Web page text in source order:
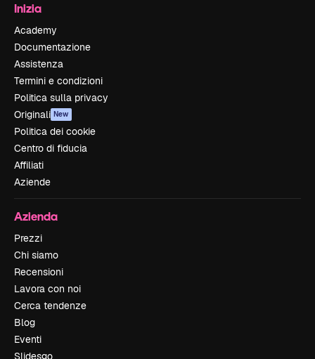
Inizia
Academy
Documentazione
Assistenza
Termini e condizioni
Politica sulla privacy
Originali New
Politica dei cookie
Centro di fiducia
Affiliati
Aziende
Azienda
Prezzi
Chi siamo
Recensioni
Lavora con noi
Cerca tendenze
Blog
Eventi
Slidesgo